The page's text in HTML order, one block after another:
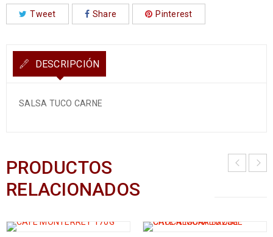
Tweet Share Pinterest
DESCRIPCIÓN
SALSA TUCO CARNE
PRODUCTOS
RELACIONADOS